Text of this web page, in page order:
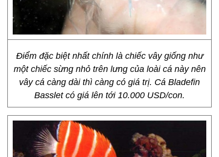
Điểm đặc biệt nhất chính là chiếc vây giống như
một chiếc sừng nhỏ trên lưng của loài cá này nên
vây cá càng dài thì càng có giá trị. Cá Bladefin
Basslet có giá lên tới 10.000 USD/con.